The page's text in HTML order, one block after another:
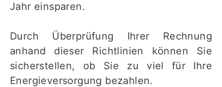
Jahr einsparen.
Durch Überprüfung Ihrer Rechnung
anhand dieser Richtlinien können Sie
sicherstellen, ob Sie zu viel für Ihre
Energieversorgung bezahlen.